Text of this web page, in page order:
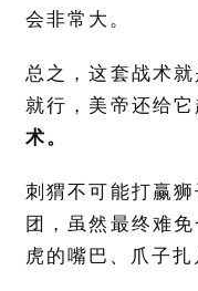
会非常大。
总之，这套战术
就行，美帝还给它
术。
刺猬不可能打赢
团，虽然最终难
虎的嘴巴、爪子扎